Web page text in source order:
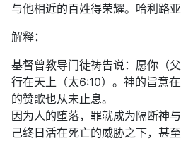
与他相近的百姓得荣耀。哈利路亚
解释：
基督曾教导门徒祷告说：愿你（
行在天上（太6:10）。神的旨意
的赞歌也从未止息。
因为人的堕落，罪就成为隔断神
己终日活在死亡的威胁之下，甚